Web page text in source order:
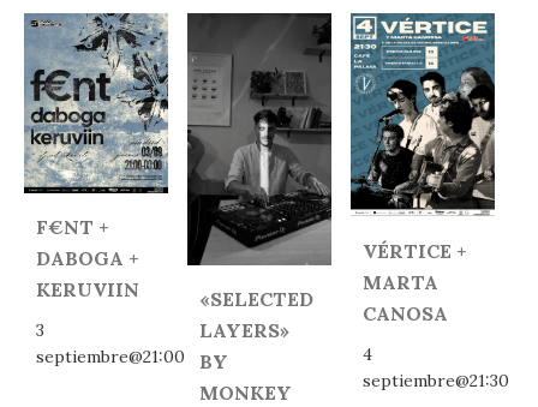
F€NT +
DABOGA +
KERUVIIN
3
septiembre@21:00
«SELECTED
LAYERS»
BY
MONKEY
VÉRTICE +
MARTA
CANOSA
4
septiembre@21:30